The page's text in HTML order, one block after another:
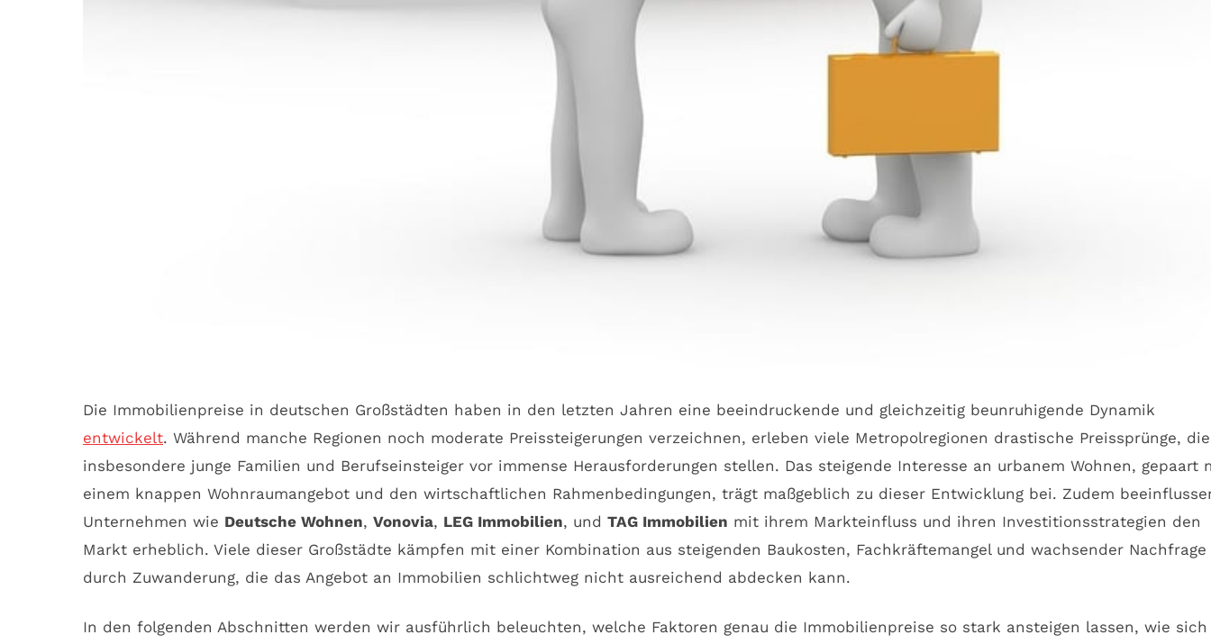
Die Immobilienpreise in deutschen Großstädten haben in den letzten Jahren eine beeindruckende und gleichzeitig beunruhigende Dynamik
entwickelt. Während manche Regionen noch moderate Preissteigerungen verzeichnen, erleben viele Metropolregionen drastische Preissprünge, die
insbesondere junge Familien und Berufseinsteiger vor immense Herausforderungen stellen. Das steigende Interesse an urbanem Wohnen, gepaart
einem knappen Wohnraumangebot und den wirtschaftlichen Rahmenbedingungen, trägt maßgeblich zu dieser Entwicklung bei. Zudem
Unternehmen wie Deutsche Wohnen, Vonovia, LEG Immobilien, und TAG Immobilien mit ihrem Markteinfluss und ihren Investitionsstrategien den
Markt erheblich. Viele dieser Großstädte kämpfen mit einer Kombination aus steigenden Baukosten, Fachkräftemangel und wachsender Nachfrage
durch Zuwanderung, die das Angebot an Immobilien schlichtweg nicht ausreichend abdecken kann.
In den folgenden Abschnitten werden wir ausführlich beleuchten, welche Faktoren genau die Immobilienpreise so stark ansteigen lassen, wie